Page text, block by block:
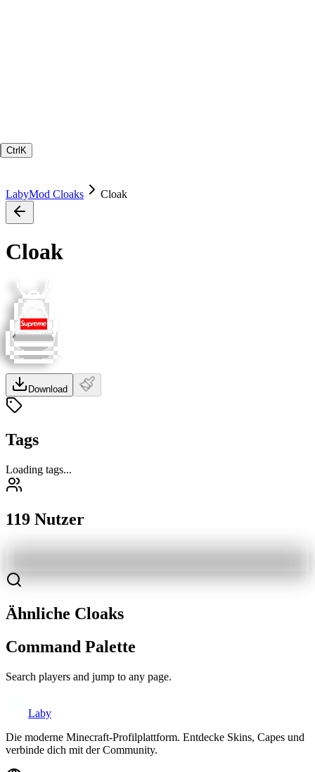
Ctrl K
LabyMod Cloaks Cloak
Cloak
Download
Tags
Loading tags...
119 Nutzer
Ähnliche Cloaks
Command Palette
Search players and jump to any page.
Laby
Die moderne Minecraft-Profilplattform. Entdecke Skins, Capes und
verbinde dich mit der Community.